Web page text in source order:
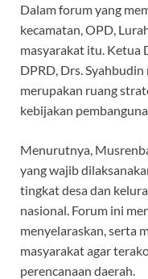
Dalam forum yang
kecamatan, OPD,
masyarakat itu. Ketua
DPRD, Drs.
merupakan ruang
kebijakan
Menurutnya,
yang wajib
tingkat desa dan
nasional. Forum ini
menyelaraskan, serta
masyarakat agar
perencanaan daerah.